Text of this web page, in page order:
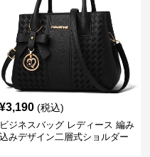
¥3,190 (税込)
ビジネスバッグ レディース 編み
込みデザイン二層式ショルダー